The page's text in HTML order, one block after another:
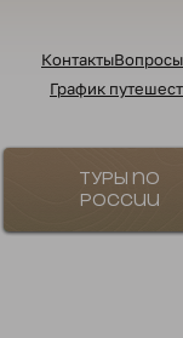
Контакты
График
Туры по
России